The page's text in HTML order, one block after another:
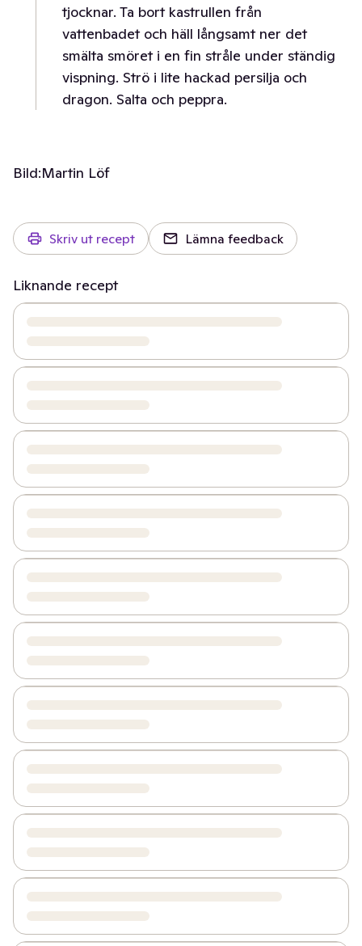
tjocknar. Ta bort kastrullen från
vattenbadet och häll långsamt ner det
smälta smöret i en fin stråle under ständig
vispning. Strö i lite hackad persilja och
dragon. Salta och peppra.
Bild:Martin Löf
Skriv ut recept Lämna feedback
Liknande recept